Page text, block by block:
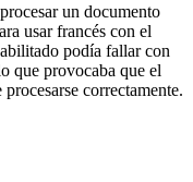
un documento
usar francés con el
podía fallar con
que provocaba que el
correctamente.